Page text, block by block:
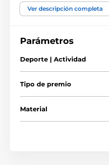
Tenga en cuenta que todas
entregan con una película
Medallas de
Medallas de basquetbol
Ver descripción completa
Parámetros
Deporte | Actividad
Tipo de premio
Material